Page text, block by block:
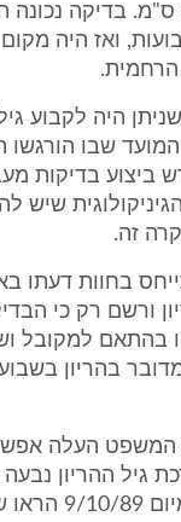
צריך להיות כ-27 ס"מ.
הוא 27 שבועות, ואז
הרחמית.
היה לקבוע
שבו הורגשו
ביצוע בדיקות
שיש
זה.
בחוות דעתו
ורשם רק כי
8/10/89 היו בהתאם
המשפט העלה
גיל ההריון
אולטרא-